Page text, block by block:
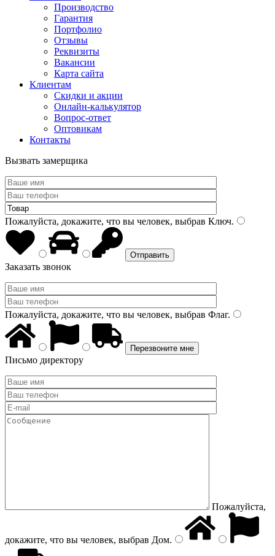
Производство
Гарантия
Портфолио
Отзывы
Реквизиты
Вакансии
Карта сайта
Клиентам
Скидки и акции
Онлайн-калькулятор
Вопрос-ответ
Оптовикам
Контакты
Вызвать замерщика
Пожалуйста, докажите, что вы человек, выбрав Ключ.
Заказать звонок
Пожалуйста, докажите, что вы человек, выбрав Флаг.
Письмо директору
Пожалуйста,
докажите, что вы человек, выбрав Дом.